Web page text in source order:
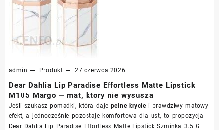
admin Produkt 27 czerwca 2026
Dear Dahlia Lip Paradise Effortless Matte Lipstick
M105 Margo — mat, który nie wysusza
Jeśli szukasz pomadki, która daje pełne kryciei prawdziwy matowy
efekt, a jednocześnie pozostaje komfortowa dla ust, to propozycja
Dear Dahlia Lip Paradise Effortless Matte Lipstick Szminka 3.5 G